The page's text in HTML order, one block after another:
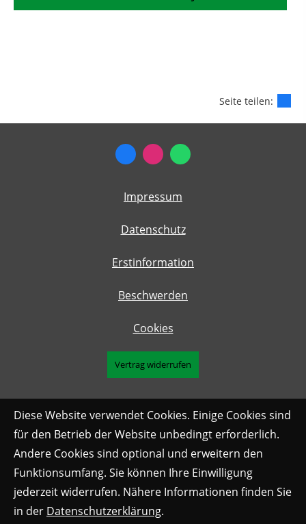
Seite teilen:
Impressum
Datenschutz
Erstinformation
Beschwerden
Cookies
Vertrag widerrufen
Diese Website verwendet Cookies. Einige Cookies sind
für den Betrieb der Website unbedingt erforderlich.
Andere Cookies sind optional und erweitern den
Funktionsumfang. Sie können Ihre Einwilligung
jederzeit widerrufen. Nähere Informationen finden Sie
in der Datenschutzerklärung.